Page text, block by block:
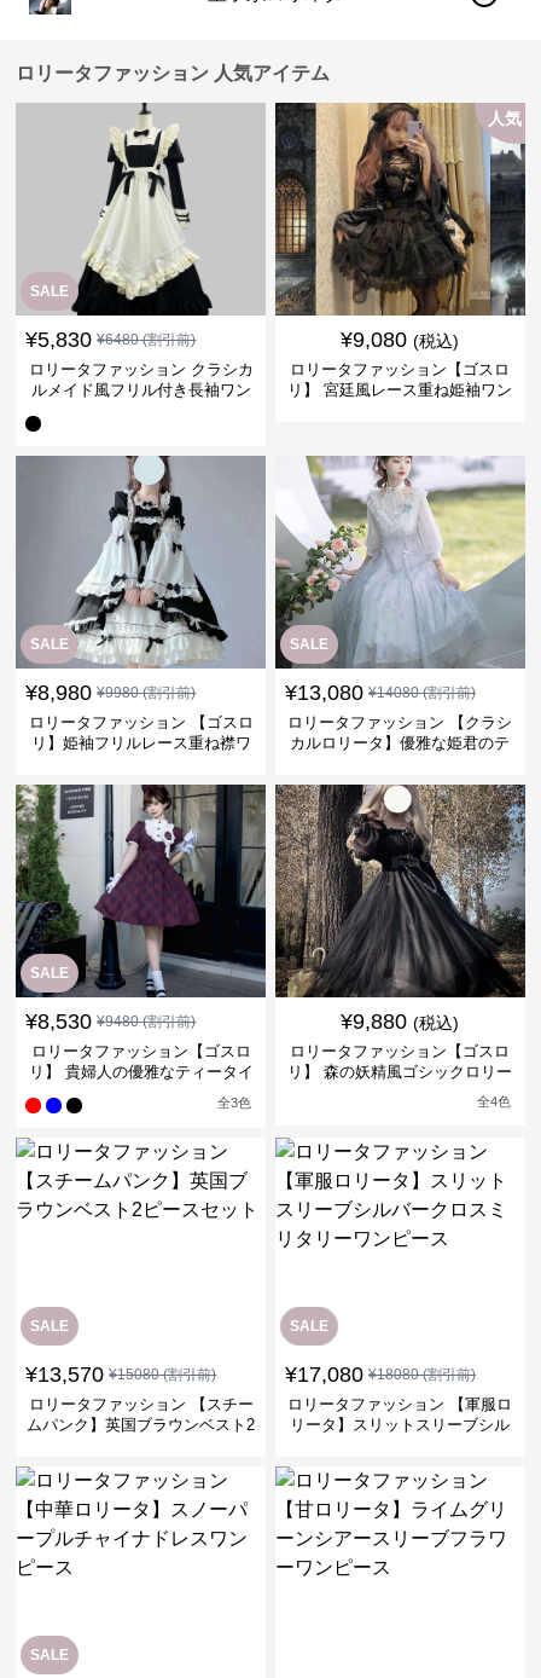
ロリータファッション 人気アイテム
SALE
¥5,830 ¥6480(割引前)
ロリータファッション クラシカ
ルメイド風フリル付き長袖ワン
人気
¥9,080 (税込)
ロリータファッション【ゴスロ
リ】 宮廷風レース重ね姫袖ワン
SALE
¥8,980 ¥9980(割引前)
ロリータファッション 【ゴスロ
リ】姫袖フリルレース重ね襟ワ
SALE
¥13,080 ¥14080(割引前)
ロリータファッション 【クラシ
カルロリータ】優雅な姫君のテ
SALE
¥8,530 ¥9480(割引前)
ロリータファッション【ゴスロ
リ】 貴婦人の優雅なティータイ
全3色
¥9,880 (税込)
ロリータファッション【ゴスロ
リ】 森の妖精風ゴシックロリー
全4色
SALE
¥13,570 ¥15080(割引前)
ロリータファッション 【スチー
ムパンク】英国ブラウンベスト2
SALE
¥17,080 ¥18080(割引前)
ロリータファッション 【軍服ロ
リータ】スリットスリーブシル
SALE